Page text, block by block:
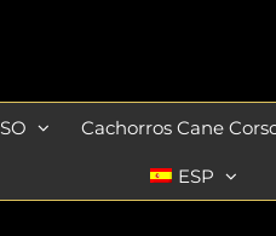
Cachorros Cane
ESP